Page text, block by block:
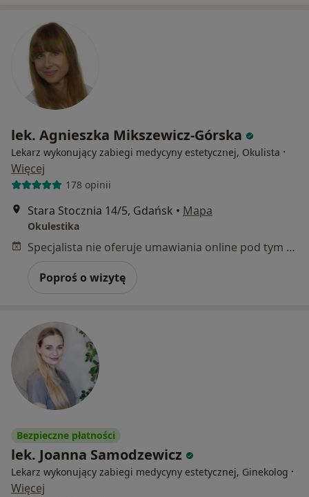
lek. Agnieszka Mikszewicz-Górska
Lekarz wykonujący zabiegi medycyny estetycznej, Okulista ·
Więcej
178 opinii
Stara Stocznia 14/5, Gdańsk • Mapa
Okulestika
Specjalista nie oferuje umawiania online pod tym adresem.
Poproś o wizytę
Bezpieczne płatności
lek. Joanna Samodzewicz
Lekarz wykonujący zabiegi medycyny estetycznej, Ginekolog ·
Więcej